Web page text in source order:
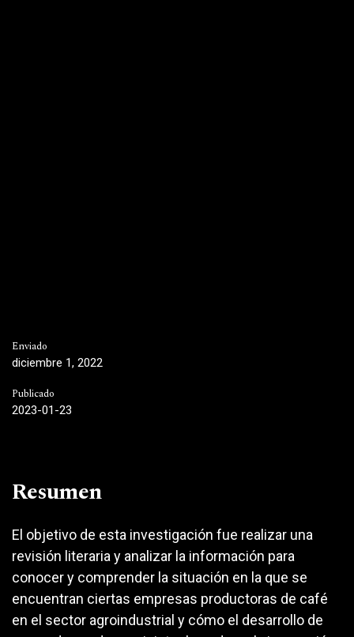
Enviado
diciembre 1, 2022
Publicado
2023-01-23
Resumen
El objetivo de esta investigación fue realizar una
revisión literaria y analizar la información para
conocer y comprender la situación en la que se
encuentran ciertas empresas productoras de café
en el sector agroindustrial y cómo el desarrollo de